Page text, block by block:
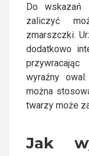
Do wskazań
zaliczyć
zmarszczki.
dodatkowo
wyraźny
można
twarzy może
Jak